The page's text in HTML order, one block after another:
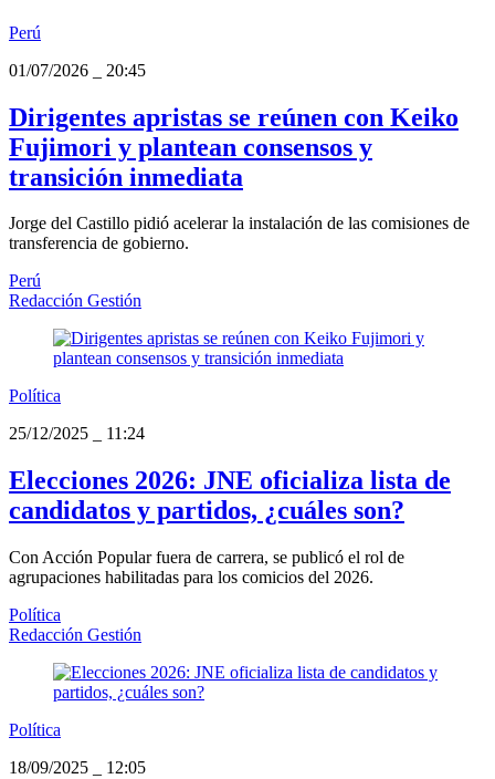
Perú
01/07/2026
20:45
Dirigentes apristas se reúnen con Keiko
Fujimori y plantean consensos y
transición inmediata
Jorge del Castillo pidió acelerar la instalación de las comisiones de
transferencia de gobierno.
Perú
Redacción Gestión
Política
25/12/2025
11:24
Elecciones 2026: JNE oficializa lista de
candidatos y partidos, ¿cuáles son?
Con Acción Popular fuera de carrera, se publicó el rol de
agrupaciones habilitadas para los comicios del 2026.
Política
Redacción Gestión
Política
18/09/2025
12:05